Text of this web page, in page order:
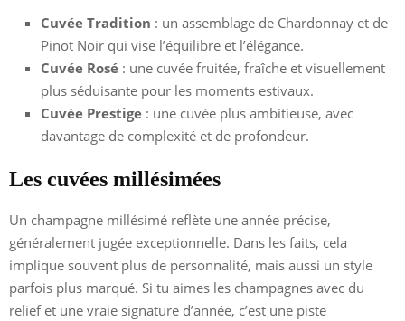
Cuvée Tradition : un assemblage de Chardonnay et de
Pinot Noir qui vise l’équilibre et l’élégance.
Cuvée Rosé : une cuvée fruitée, fraîche et visuellement
plus séduisante pour les moments estivaux.
Cuvée Prestige : une cuvée plus ambitieuse, avec
davantage de complexité et de profondeur.
Les cuvées millésimées
Un champagne millésimé reflète une année précise,
généralement jugée exceptionnelle. Dans les faits, cela
implique souvent plus de personnalité, mais aussi un style
parfois plus marqué. Si tu aimes les champagnes avec du
relief et une vraie signature d’année, c’est une piste